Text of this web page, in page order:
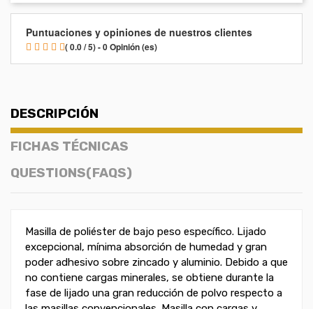
Puntuaciones y opiniones de nuestros clientes
( 0.0 / 5) - 0 Opinión (es)
DESCRIPCIÓN
FICHAS TÉCNICAS
QUESTIONS(FAQS)
Masilla de poliéster de bajo peso específico. Lijado
excepcional, mínima absorción de humedad y gran
poder adhesivo sobre zincado y aluminio. Debido a que
no contiene cargas minerales, se obtiene durante la
fase de lijado una gran reducción de polvo respecto a